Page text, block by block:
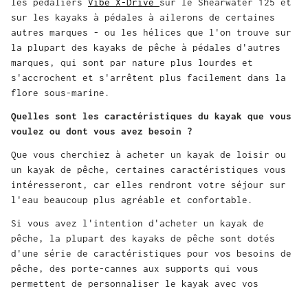
sur les kayaks à pédales à ailerons de certaines
autres marques - ou les hélices que l'on trouve sur
la plupart des kayaks de pêche à pédales d'autres
marques, qui sont par nature plus lourdes et
s'accrochent et s'arrêtent plus facilement dans la
flore sous-marine.
Quelles sont les caractéristiques du kayak que vous
voulez ou dont vous avez besoin ?
Que vous cherchiez à acheter un kayak de loisir ou
un kayak de pêche, certaines caractéristiques vous
intéresseront, car elles rendront votre séjour sur
l'eau beaucoup plus agréable et confortable.
Si vous avez l'intention d'acheter un kayak de
pêche, la plupart des kayaks de pêche sont dotés
d'une série de caractéristiques pour vos besoins de
pêche, des porte-cannes aux supports qui vous
permettent de personnaliser le kayak avec vos